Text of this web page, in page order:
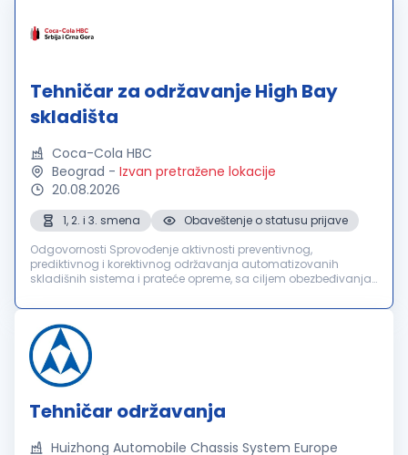
Tehničar za održavanje High Bay
skladišta
Coca-Cola HBC
Beograd - Izvan pretražene lokacije
20.08.2026
1, 2. i 3. smena
Obaveštenje o statusu prijave
Odgovornosti Sprovođenje aktivnosti preventivnog,
prediktivnog i korektivnog održavanja automatizovanih
skladišnih sistema i prateće opreme, sa ciljem obezbeđivanja
Pravovremena identifikacija i...
Tehničar održavanja
Huizhong Automobile Chassis System Europe